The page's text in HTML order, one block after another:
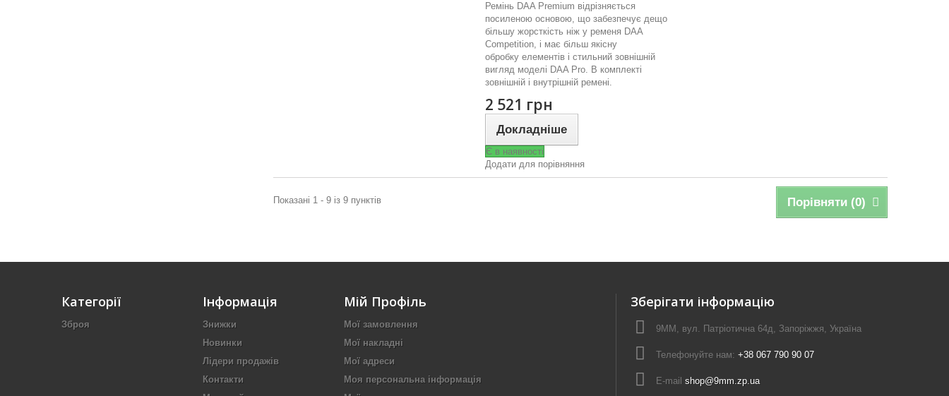
Ремінь DAA Premium відрізняється
посиленою основою, що забезпечує дещо
більшу жорсткість ніж у ременя DAA
Competition, і має більш якісну
обробку елементів і стильний зовнішній
вигляд моделі DAA Pro. В комплекті
зовнішній і внутрішній ремені.
2 521 грн
Докладніше
Є в наявності
Додати для порівняння
Порівняти (0)
Показані 1 - 9 із 9 пунктів
Категорії
Зброя
Інформація
Знижки
Новинки
Лідери продажів
Контакти
Мій Профіль
Мої замовлення
Мої накладні
Мої адреси
Моя персональна інформація
Зберігати інформацію
9ММ, вул. Патріотична 64д, Запоріжжя, Україна
Телефонуйте нам: +38 067 790 90 07
E-maіl shop@9mm.zp.ua